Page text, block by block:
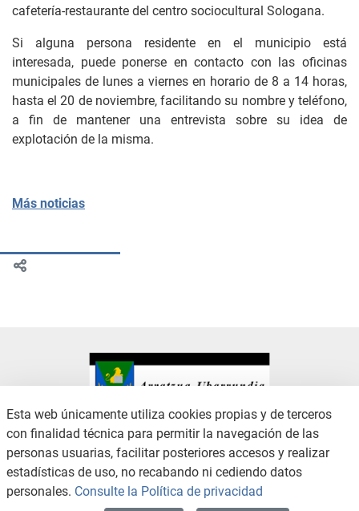
cafetería-restaurante del centro sociocultural Sologana.
Si alguna persona residente en el municipio está
interesada, puede ponerse en contacto con las oficinas
municipales de lunes a viernes en horario de 8 a 14 horas,
hasta el 20 de noviembre, facilitando su nombre y teléfono,
a fin de mantener una entrevista sobre su idea de
explotación de la misma.
Más noticias
CONTACTO
AVISO LEGAL
CANAL DE DENUNCIAS
POLÍTICA DE PRIVACIDAD
POLÍTICA DE COOKIES
ACCESIBILIDAD
Esta web únicamente utiliza cookies propias y de terceros
con finalidad técnica para permitir la navegación de las
personas usuarias, facilitar posteriores accesos y realizar
estadísticas de uso, no recabando ni cediendo datos
personales. Consulte la Política de privacidad